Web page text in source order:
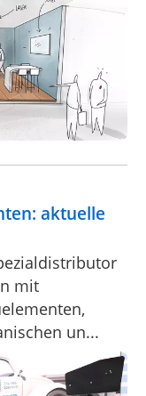
aktuelle
mit
un...